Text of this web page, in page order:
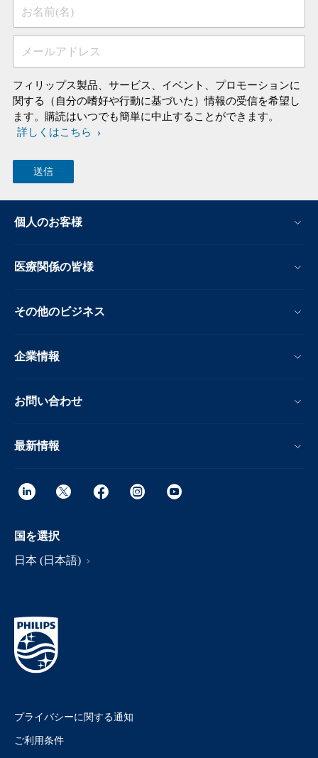
お名前(名)
メールアドレス
フィリップス製品、サービス、イベント、プロモーションに
関する（自分の嗜好や行動に基づいた）情報の受信を希望し
ます。購読はいつでも簡単に中止することができます。
詳しくはこちら
個人のお客様
医療関係の皆様
その他のビジネス
企業情報
お問い合わせ
最新情報
国を選択
日本 (日本語)
プライバシーに関する通知
ご利用条件